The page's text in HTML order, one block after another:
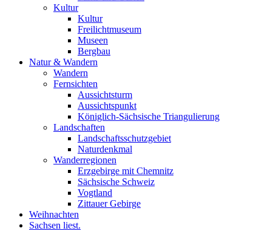
Kultur
Kultur
Freilichtmuseum
Museen
Bergbau
Natur & Wandern
Wandern
Fernsichten
Aussichtsturm
Aussichtspunkt
Königlich-Sächsische Triangulierung
Landschaften
Landschaftsschutzgebiet
Naturdenkmal
Wanderregionen
Erzgebirge mit Chemnitz
Sächsische Schweiz
Vogtland
Zittauer Gebirge
Weihnachten
Sachsen liest.